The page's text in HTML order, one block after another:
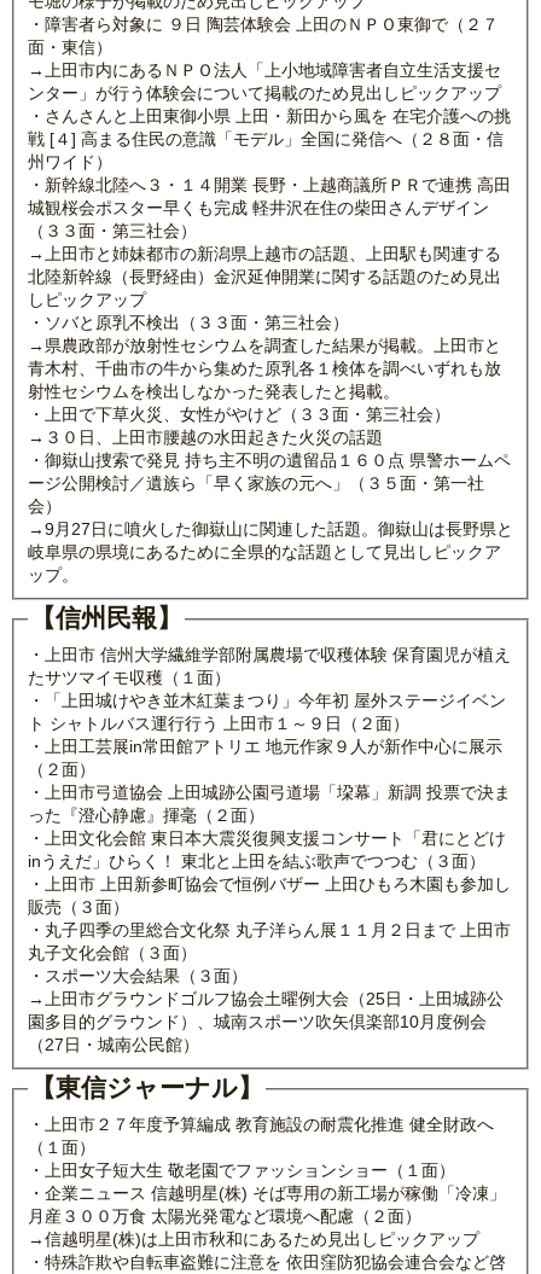
・障害者ら対象に ９日 陶芸体験会 上田のＮＰＯ東御で（２７
面・東信）
→上田市内にあるＮＰＯ法人「上小地域障害者自立生活支援セ
ンター」が行う体験会について掲載のため見出しピックアップ
・さんさんと上田東御小県 上田・新田から風を 在宅介護への挑
戦 [４] 高まる住民の意識「モデル」全国に発信へ（２８面・信
州ワイド）
・新幹線北陸へ３・１４開業 長野・上越商議所ＰＲで連携 高田
城観桜会ポスター早くも完成 軽井沢在住の柴田さんデザイン
（３３面・第三社会）
→上田市と姉妹都市の新潟県上越市の話題、上田駅も関連する
北陸新幹線（長野経由）金沢延伸開業に関する話題のため見出
しピックアップ
・ソバと原乳不検出（３３面・第三社会）
→県農政部が放射性セシウムを調査した結果が掲載。上田市と
青木村、千曲市の牛から集めた原乳各１検体を調べいずれも放
射性セシウムを検出しなかった発表したと掲載。
・上田で下草火災、女性がやけど（３３面・第三社会）
→３０日、上田市腰越の水田起きた火災の話題
・御嶽山捜索で発見 持ち主不明の遺留品１６０点 県警ホームペ
ージ公開検討／遺族ら「早く家族の元へ」（３５面・第一社
会）
→9月27日に噴火した御嶽山に関連した話題。御嶽山は長野県と
岐阜県の県境にあるために全県的な話題として見出しピックア
ップ。
【信州民報】
・上田市 信州大学繊維学部附属農場で収穫体験 保育園児が植え
たサツマイモ収穫（１面）
・「上田城けやき並木紅葉まつり」今年初 屋外ステージイベン
ト シャトルバス運行行う 上田市１～９日（２面）
・上田工芸展in常田館アトリエ 地元作家９人が新作中心に展示
（２面）
・上田市弓道協会 上田城跡公園弓道場「垜幕」新調 投票で決ま
った『澄心静慮』揮毫（２面）
・上田文化会館 東日本大震災復興支援コンサート「君にとどけ
inうえだ」ひらく！ 東北と上田を結ぶ歌声でつつむ（３面）
・上田市 上田新参町協会で恒例バザー 上田ひもろ木園も参加し
販売（３面）
・丸子四季の里総合文化祭 丸子洋らん展１１月２日まで 上田市
丸子文化会館（３面）
・スポーツ大会結果（３面）
→上田市グラウンドゴルフ協会土曜例大会（25日・上田城跡公
園多目的グラウンド）、城南スポーツ吹矢倶楽部10月度例会
（27日・城南公民館）
【東信ジャーナル】
・上田市２７年度予算編成 教育施設の耐震化推進 健全財政へ
（１面）
・上田女子短大生 敬老園でファッションショー（１面）
・企業ニュース 信越明星(株) そば専用の新工場が稼働「冷凍」
月産３００万食 太陽光発電など環境へ配慮（２面）
→信越明星(株)は上田市秋和にあるため見出しピックアップ
・特殊詐欺や自転車盗難に注意を 依田窪防犯協会連合会など啓